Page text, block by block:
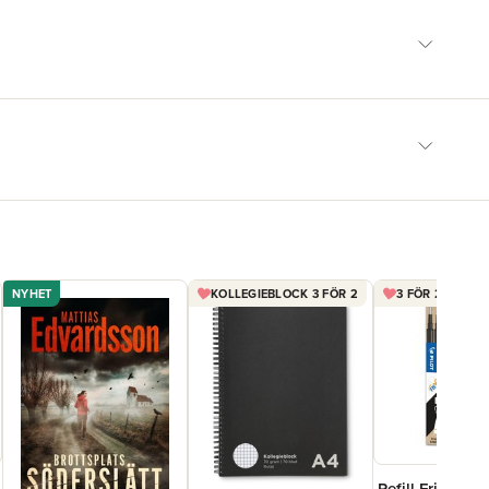
NYHET KOLLEGIEBLOCK 3 FÖR 2 3 FÖR 2